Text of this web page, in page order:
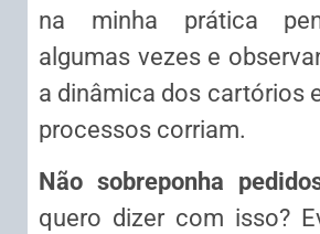
na minha prática
algumas vezes e
a dinâmica dos cartórios
processos corriam.
Não sobreponha
quero dizer com isso?